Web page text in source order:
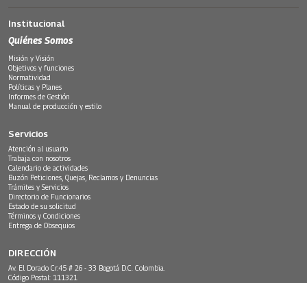
Institucional
Quiénes Somos
Misión y Visión
Objetivos y funciones
Normatividad
Políticas y Planes
Informes de Gestión
Manual de producción y estilo
Servicios
Atención al usuario
Trabaja con nosotros
Calendario de actividades
Buzón Peticiones, Quejas, Reclamos y Denuncias
Trámites y Servicios
Directorio de Funcionarios
Estado de su solicitud
Términos y Condiciones
Entrega de Obsequios
DIRECCIÓN
Av. El Dorado Cr.45 # 26 - 33 Bogotá D.C. Colombia.
Código Postal: 111321